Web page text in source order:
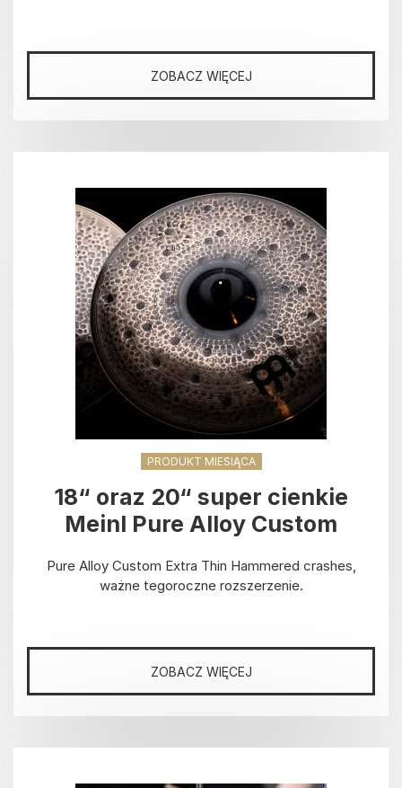
ZOBACZ WIĘCEJ
PRODUKT MIESIĄCA
18“ oraz 20“ super cienkie
Meinl Pure Alloy Custom
Pure Alloy Custom Extra Thin Hammered crashes,
ważne tegoroczne rozszerzenie.
ZOBACZ WIĘCEJ